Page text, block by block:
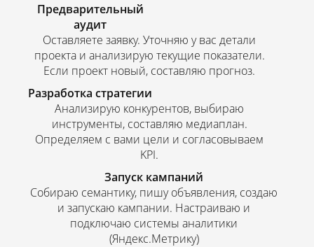
Предварительный
аудит
Оставляете заявку. Уточняю у вас детали
проекта и анализирую текущие показатели.
Если проект новый, составляю прогноз.
Разработка стратегии
Анализирую конкурентов, выбираю
инструменты, составляю медиаплан.
Определяем с вами цели и согласовываем
KPI.
Запуск кампаний
Собираю семантику, пишу объявления, создаю
и запускаю кампании. Настраиваю и
подключаю системы аналитики
(Яндекс.Метрику)